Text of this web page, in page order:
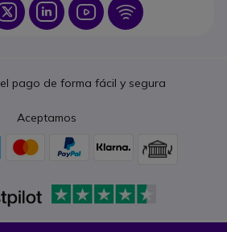
IconIcon Icon Icon
pago de forma fácil y segura
Aceptamos